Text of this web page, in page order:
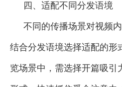
四、适配不同分发语境
不同的传播场景对视频
结合分发语境选择适配的形
览场景中，需选择开篇吸引